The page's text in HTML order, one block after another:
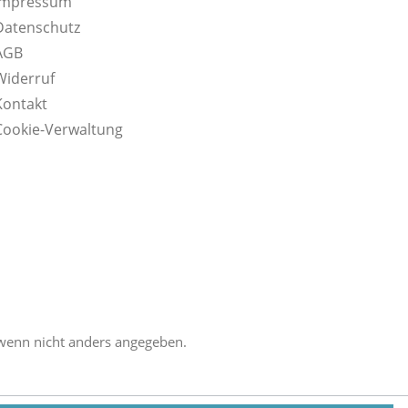
Verwaltung
nicht anders angegeben.